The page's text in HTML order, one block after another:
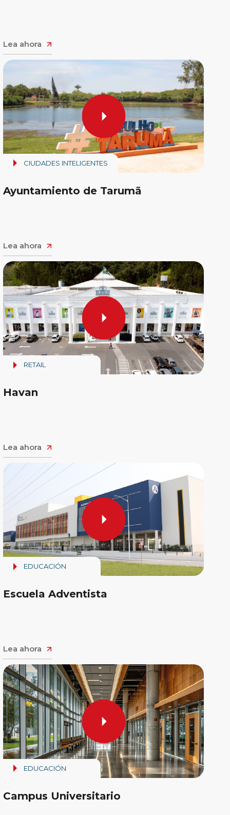
Lea ahora
CIUDADES INTELIGENTES
Ayuntamiento de Tarumã
Lea ahora
RETAIL
Havan
Lea ahora
EDUCACIÓN
Escuela Adventista
Lea ahora
EDUCACIÓN
Campus Universitario